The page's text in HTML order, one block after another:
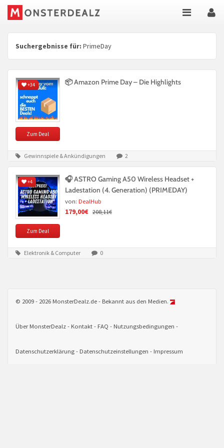
Suchergebnisse für: PrimeDay
+34
Zum Deal
📦 Amazon Prime Day – Die Highlights
Gewinnspiele & Ankündigungen 2
+4
Zum Deal
🎧 ASTRO Gaming A50 Wireless Headset +
Ladestation (4. Generation) (PRIMEDAY)
von: DealHub
179,00€ 208,11€
Elektronik & Computer 0
© 2009 - 2026 MonsterDealz.de - Bekannt aus den Medien.
Über MonsterDealz Kontakt FAQ Nutzungsbedingungen
Datenschutzerklärung Datenschutzeinstellungen Impressum